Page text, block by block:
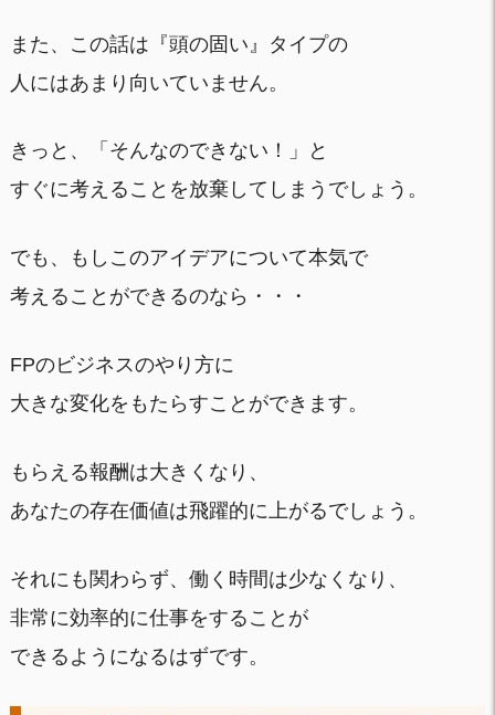
また、この話は『頭の固い』タイプの
人にはあまり向いていません。
きっと、「そんなのできない！」と
すぐに考えることを放棄してしまうでしょう。
でも、もしこのアイデアについて本気で
考えることができるのなら・・・
FPのビジネスのやり方に
大きな変化をもたらすことができます。
もらえる報酬は大きくなり、
あなたの存在価値は飛躍的に上がるでしょう。
それにも関わらず、働く時間は少なくなり、
非常に効率的に仕事をすることが
できるようになるはずです。